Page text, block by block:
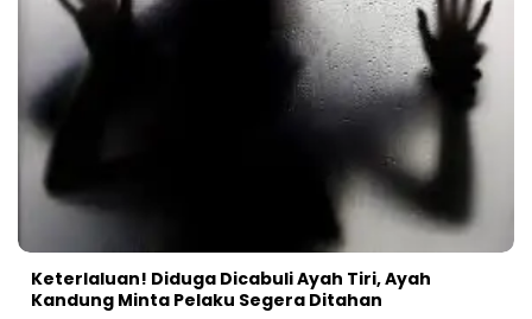
Keterlaluan! Diduga Dicabuli Ayah Tiri, Ayah
Kandung Minta Pelaku Segera Ditahan